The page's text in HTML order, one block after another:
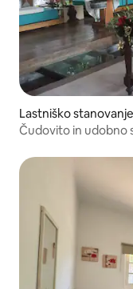
Lastniško
Čudovito in udobno